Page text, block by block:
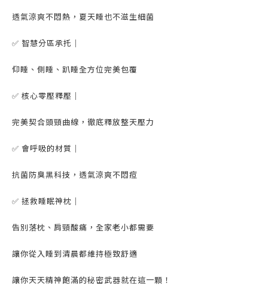
透氣涼爽不悶熱，夏天睡也不滋生細菌
✅ 智慧分區承托｜
仰睡、側睡、趴睡全方位完美包覆
✅ 核心零壓釋壓｜
完美契合頭頸曲線，徹底釋放整天壓力
✅ 會呼吸的材質｜
抗菌防臭黑科技，透氣涼爽不悶痘
✅ 拯救睡眠神枕｜
告別落枕、肩頸酸痛，全家老小都需要
讓你從入睡到清晨都維持極致舒適
讓你天天精神飽滿的秘密武器就在這一顆！